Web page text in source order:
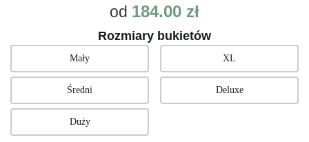
od 184.00 zł
Rozmiary bukietów
Mały
Średni
Duży
XL
Deluxe